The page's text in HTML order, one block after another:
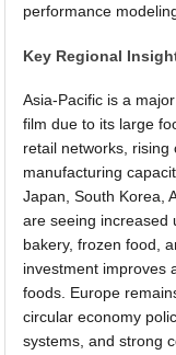
performance
Key Regional
Asia-Pacific is a
film due to its large
retail networks,
manufacturing
Japan, South Korea,
are seeing increased
bakery, frozen food,
investment improves
foods. Europe
circular economy
systems, and strong